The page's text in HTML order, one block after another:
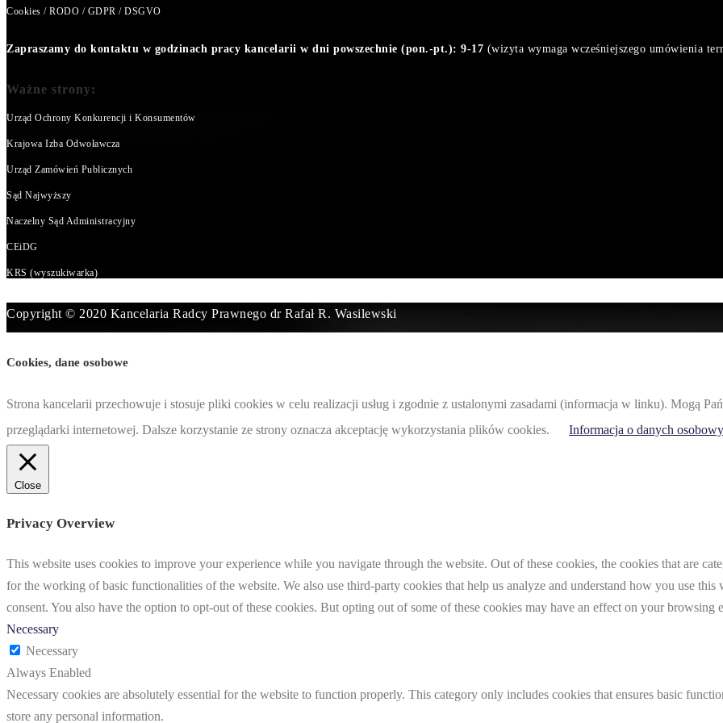
Cookies / RODO / GDPR / DSGVO
Zapraszamy do kontaktu w godzinach pracy kancelarii w dni powszechnie (pon.-pt.): 9-17 (wizyta wymaga wcześniejszego umówienia
Ważne strony:
Urząd Ochrony Konkurencji i Konsumentów
Krajowa Izba Odwoławcza
Urząd Zamówień Publicznych
Sąd Najwyższy
Naczelny Sąd Administracyjny
CEiDG
KRS (wyszukiwarka)
Copyright © 2020 Kancelaria Radcy Prawnego dr Rafał R. Wasilewski
Cookies, dane osobowe
Strona kancelarii przechowuje i stosuje pliki cookies w celu realizacji usług i zgodnie z ustalonymi zasadami (informacja w linku). Mogą
przeglądarki internetowej. Dalsze korzystanie ze strony oznacza akceptację wykorzystania plików cookies.
Informacja o danych
Close
Privacy Overview
This website uses cookies to improve your experience while you navigate through the website. Out of these cookies, the cookies that are
for the working of basic functionalities of the website. We also use third-party cookies that help us analyze and understand how you use
consent. You also have the option to opt-out of these cookies. But opting out of some of these cookies may have an effect on your browsing
Necessary
Necessary
Always Enabled
Necessary cookies are absolutely essential for the website to function properly. This category only includes cookies that ensures basic
store any personal information.